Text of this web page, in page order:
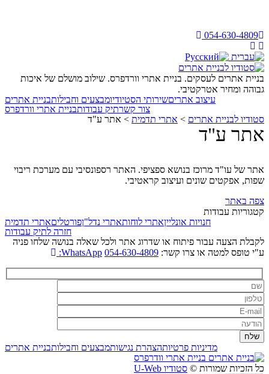
054-630-4809
בניית אתרים לעסקים. בניית אתרי וורדפרס. שילוב מושלם של איכות
גבוהה ומחיר אטרקטיבי.
בניית אתריםמבצעים וחבילותשירותי הסטיודיועיצוב אתרים
בניית אתרי וורדפרסתיק עבודותצור קשר
סטודיו לבניית אתרים > אתרי תדמית > אתר ע"ד
אתר ע"ד
אתר של עו"ד מרוכז בנושא ספציפי. האתר רספונסיבי עם מערכת ריבוי
שפות, אפקטים שונים ועיצוב קראטיבי.
צפה באתר
קטגוריות עבודות
אתרי תדמיתפורטליםאתרי נדל"ןאתרי לוחותחנויות אונליין
חזרה לתיק עבודות
לקבלת הצעה עבור פיתוח או שדרוג אתר ולכל שאלה בנושה שלחו פניה
ע"י טופס למטה או צרו קשר: 054-630-4809
WhatsApp:
בניית אתריםמבצעים וחבילותהצהרת נגישותמדיניות פרטיות
בניית אתרי וודרפרס
כל הזכיות שמורות © סטודיו U-Web